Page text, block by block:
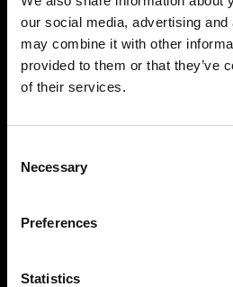
our social media, advertising
may combine it with other
provided to them or that they’ve
of their services.
Selection
Necessary
Preferences
Statistics
Auf der Karte anzeigen
139,90